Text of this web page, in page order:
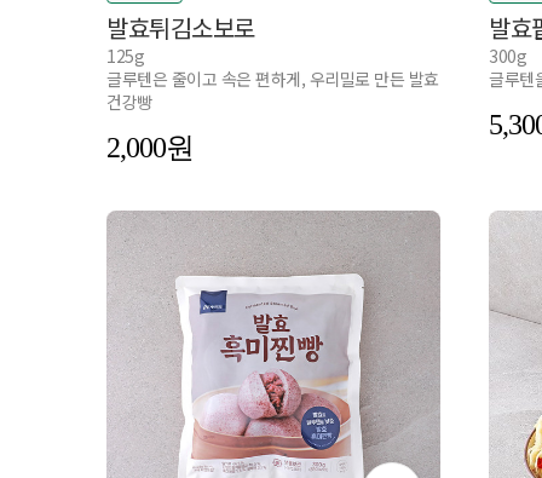
발효튀김소보로
125g
글루텐은 줄이고 속은 편하게, 우리밀로 만든 발효
건강빵
2,000
발효
300g
글루텐